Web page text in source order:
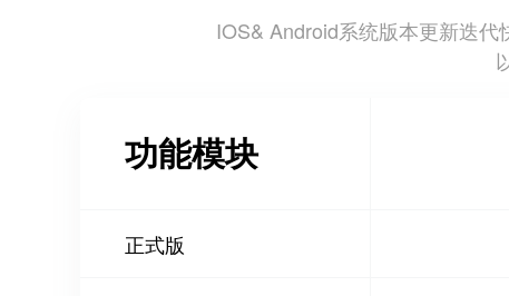
IOS& Android系统版本更新迭
功能模块
正式版